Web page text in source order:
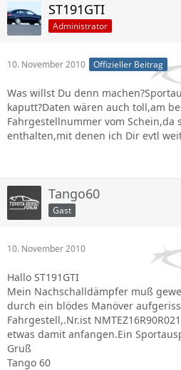
ST191GTI
Administrator
10. November 2010 Offizieller Beitrag
Was willst Du denn
kaputt?Daten wären auch toll,am
Fahrgestellnummer vom Schein,da
enthalten,mit denen ich Dir evtl
Tango60
Gast
10. November 2010
Hallo ST191GTI
Mein Nachschalldämpfer muß
durch ein blödes Manöver
Fahrgestell,.Nr.ist
etwas damit anfangen.Ein
Gruß
Tango 60